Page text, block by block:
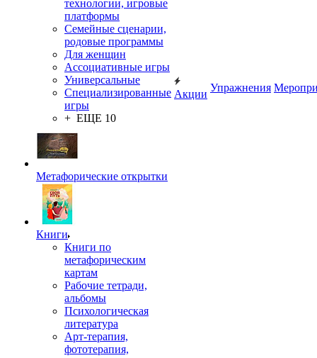
технологии, игровые
платформы
Семейные сценарии,
родовые программы
Для женщин
Ассоциативные игры
Универсальные
Специализированные
игры
+ ЕЩЕ 10
Метафорические открытки
Книги
Книги по
метафорическим
картам
Рабочие тетради,
альбомы
Психологическая
литература
Арт-терапия,
фототерапия,
Акции
Упражнения